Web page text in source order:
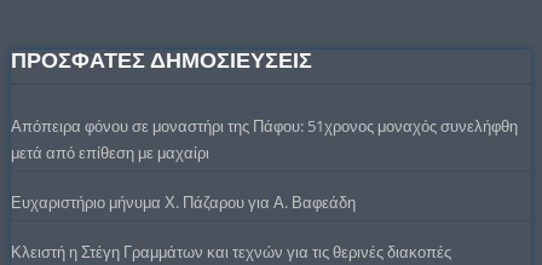
ΠΡΟΣΦΑΤΕΣ ΔΗΜΟΣΙΕΥΣΕΙΣ
Απόπειρα φόνου σε μοναστήρι της Πάφου: 51χρονος μοναχός συνελήφθη
μετά από επίθεση με μαχαίρι
Ευχαριστήριο μήνυμα Χ. Πάζαρου για Α. Βαφεάδη
Κλειστή η Στέγη Γραμμάτων και τεχνών για τις θερινές διακοπές